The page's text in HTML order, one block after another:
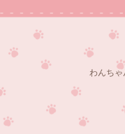
わんちゃ